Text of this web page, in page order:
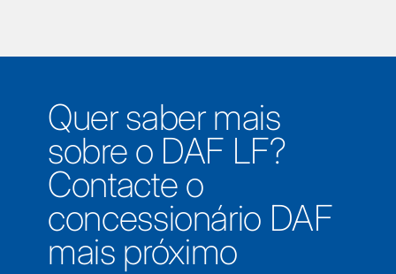
Quer saber mais
sobre o DAF LF?
Contacte o
concessionário DAF
mais próximo